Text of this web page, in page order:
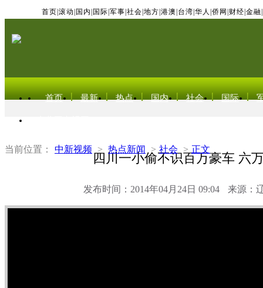
首页 滚动 国内 国际 军事 社会 地方 港澳 台湾 华人 侨网 财经 金融
首页 最新 热点 国内 社会 国际
当前位置： 中新视频 > 热点新闻 > 社会 > 正文
四川一小偷不识百万豪车 六
发布时间：2014年04月24日 09:04 来源：